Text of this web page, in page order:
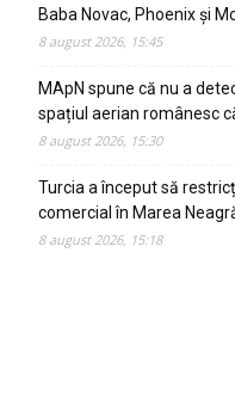
Baba Novac, Phoenix și
8 august 2026, 15:45
MApN spune că nu a
spațiul aerian românesc
8 august 2026, 15:30
Turcia a început să
comercial în Marea
8 august 2026, 15:18